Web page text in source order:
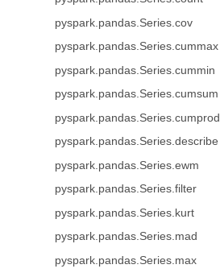
pyspark.pandas.Series.cov
pyspark.pandas.Series.cummax
pyspark.pandas.Series.cummin
pyspark.pandas.Series.cumsum
pyspark.pandas.Series.cumprod
pyspark.pandas.Series.describe
pyspark.pandas.Series.ewm
pyspark.pandas.Series.filter
pyspark.pandas.Series.kurt
pyspark.pandas.Series.mad
pyspark.pandas.Series.max